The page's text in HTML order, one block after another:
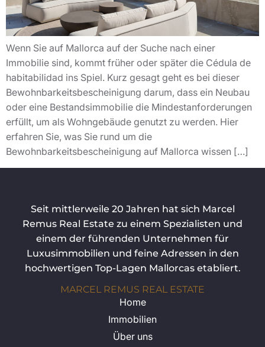
Wenn Sie auf Mallorca auf der Suche nach einer
Immobilie sind, kommt früher oder später die Cédula de
habitabilidad ins Spiel. Kurz gesagt geht es bei dieser
Bewohnbarkeitsbescheinigung darum, dass ein Neubau
oder eine Bestandsimmobilie die Mindestanforderungen
erfüllt, um als Wohngebäude genutzt zu werden. Hier
erfahren Sie, was Sie rund um die
Bewohnbarkeitsbescheinigung auf Mallorca wissen […]
Seit mittlerweile 20 Jahren hat sich Marcel
Remus Real Estate zu einem Spezialisten und
einem der führenden Unternehmen für
Luxusimmobilien und feine Adressen in den
hochwertigen Top-Lagen Mallorcas etabliert.
MARCEL REMUS REAL ESTATE
Home
Immobilien
Über uns